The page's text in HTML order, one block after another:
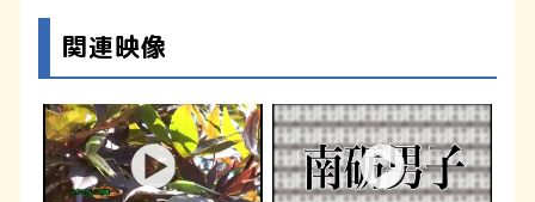
関連映像